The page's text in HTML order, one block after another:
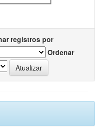
registros por
Ordenar